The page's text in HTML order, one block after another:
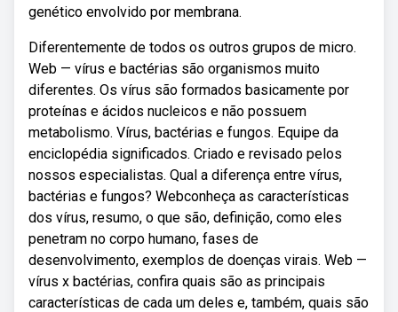
genético envolvido por membrana.
Diferentemente de todos os outros grupos de micro.
Web — vírus e bactérias são organismos muito
diferentes. Os vírus são formados basicamente por
proteínas e ácidos nucleicos e não possuem
metabolismo. Vírus, bactérias e fungos. Equipe da
enciclopédia significados. Criado e revisado pelos
nossos especialistas. Qual a diferença entre vírus,
bactérias e fungos? Webconheça as características
dos vírus, resumo, o que são, definição, como eles
penetram no corpo humano, fases de
desenvolvimento, exemplos de doenças virais. Web —
vírus x bactérias, confira quais são as principais
características de cada um deles e, também, quais são